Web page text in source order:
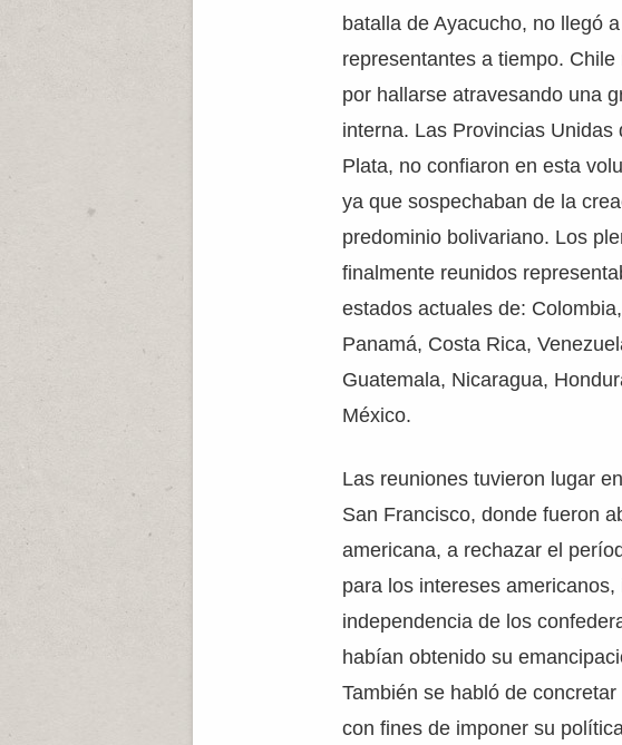
batalla de Ayacucho, no llegó
representantes a tiempo. Chile
por hallarse atravesando una
interna. Las Provincias Unidas
Plata, no confiaron en esta
ya que sospechaban de la
predominio bolivariano. Los
finalmente reunidos
estados actuales de:
Panamá, Costa Rica,
Guatemala, Nicaragua,
México.
Las reuniones tuvieron lugar
San Francisco, donde fueron
americana, a rechazar el
para los intereses
independencia de los
habían obtenido su
También se habló de
con fines de imponer su